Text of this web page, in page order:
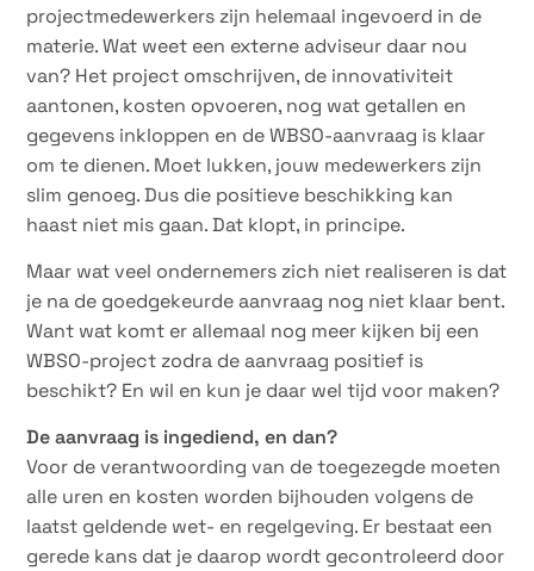
projectmedewerkers zijn helemaal ingevoerd in de
materie. Wat weet een externe adviseur daar nou
van? Het project omschrijven, de innovativiteit
aantonen, kosten opvoeren, nog wat getallen en
gegevens inkloppen en de WBSO-aanvraag is klaar
om te dienen. Moet lukken, jouw medewerkers zijn
slim genoeg. Dus die positieve beschikking kan
haast niet mis gaan. Dat klopt, in principe.
Maar wat veel ondernemers zich niet realiseren is dat
je na de goedgekeurde aanvraag nog niet klaar bent.
Want wat komt er allemaal nog meer kijken bij een
WBSO-project zodra de aanvraag positief is
beschikt? En wil en kun je daar wel tijd voor maken?
De aanvraag is ingediend, en dan?
Voor de verantwoording van de toegezegde moeten
alle uren en kosten worden bijhouden volgens de
laatst geldende wet- en regelgeving. Er bestaat een
gerede kans dat je daarop wordt gecontroleerd door